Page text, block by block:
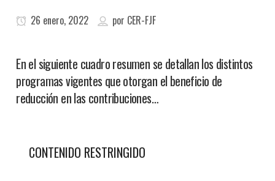
26 enero, 2022 por CER-FJF
En el siguiente cuadro resumen se detallan los distintos
programas vigentes que otorgan el beneficio de
reducción en las contribuciones…
CONTENIDO RESTRINGIDO